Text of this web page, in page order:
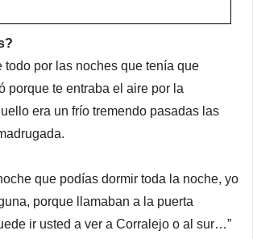
todo por las noches que tenía que
porque te entraba el aire por la
era un frío tremendo pasadas las
que podías dormir toda la noche, yo
porque llamaban a la puerta
ir usted a ver a Corralejo o al sur…”